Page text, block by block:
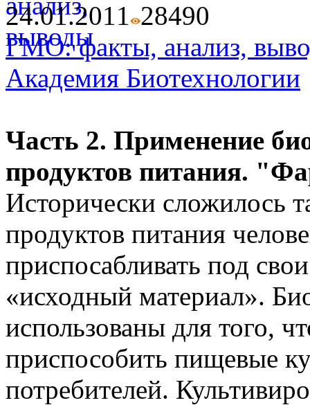
24.01.2011 28490
ГМО: факты, анализ,
Академия Биотехнологии
Часть 2. Применение
продуктов питания.
Исторически сложилось
продуктов питания
приспосабливать под
«исходный материал».
использованы для того,
приспособить пищевые
потребителей.